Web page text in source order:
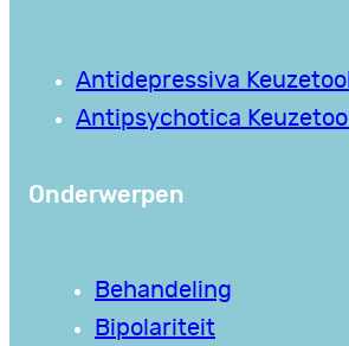
Antidepressiva Keuzetool
Antipsychotica Keuzetool
Onderwerpen
Behandeling
Bipolariteit